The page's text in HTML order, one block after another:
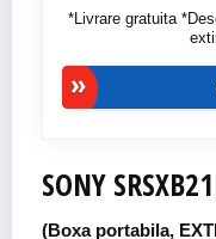
*Livrare gratuita
SONY
(Boxa portabila,